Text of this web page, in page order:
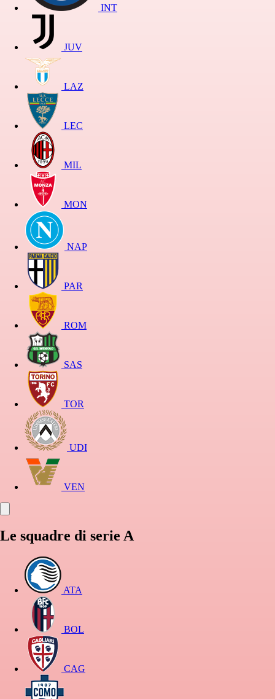
INT
JUV
LAZ
LEC
MIL
MON
NAP
PAR
ROM
SAS
TOR
UDI
VEN
Le squadre di serie A
ATA
BOL
CAG